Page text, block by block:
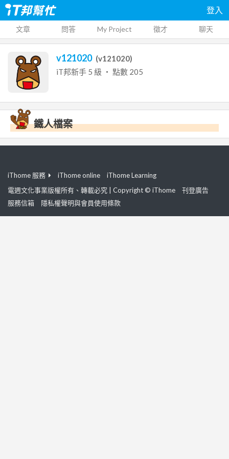
登入
文章 問答 My Project 徵才 聊天
v121020 (v121020)
iT邦新手 5 級 ‧ 點數 205
鐵人檔案
iThome 服務 iThome online
iThome Learning
電週文化事業版權所有、轉載必究 | Copyright © iThome
刊登廣告
服務信箱
隱私權聲明與會員使用條款